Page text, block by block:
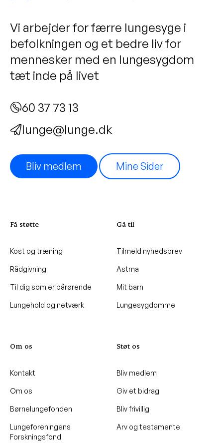
Vi arbejder for færre lungesyge i
befolkningen og et bedre liv for
mennesker med en lungesygdom
tæt inde på livet
60 37 73 13
lunge@lunge.dk
Bliv medlem Mine Sider
Få støtte
Kost og træning
Rådgivning
Til dig som er pårørende
Lungehold og netværk
Gå til
Tilmeld nyhedsbrev
Astma
Mit barn
Lungesygdomme
Om os
Kontakt
Om os
Børnelungefonden
Lungeforeningens
Forskningsfond
Støt os
Bliv medlem
Giv et bidrag
Bliv frivillig
Arv og testamente